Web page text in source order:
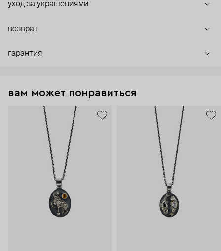
уход за украшениями
возврат
гарантия
вам может понравиться